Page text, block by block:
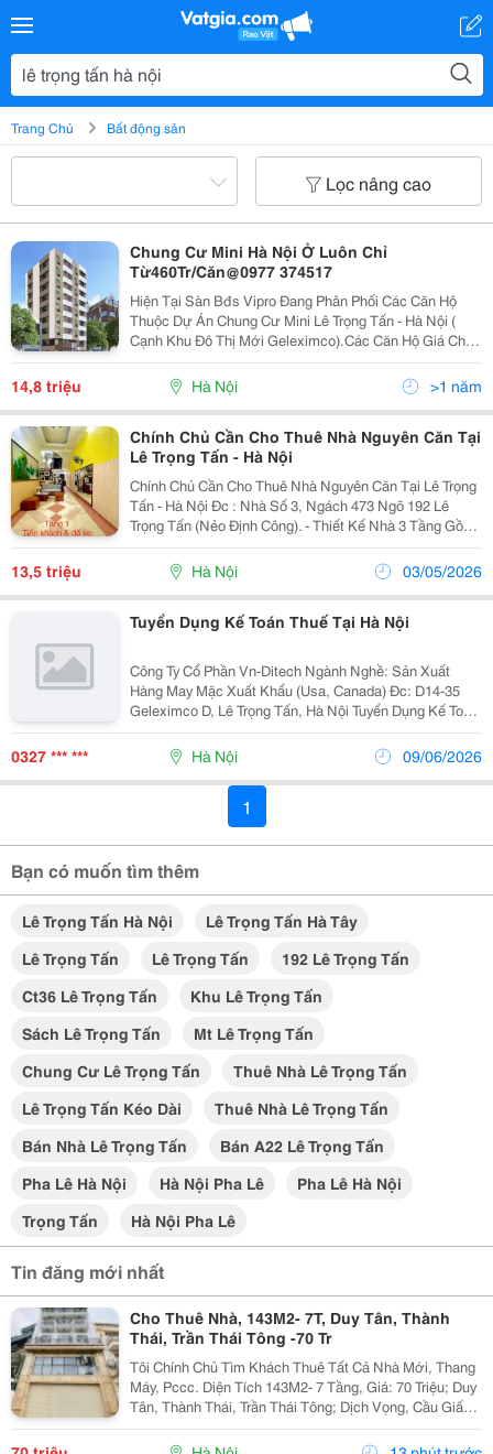
Trang Chủ Bất động sản
Lọc nâng cao
Chung Cư Mini Hà Nội Ở Luôn Chỉ
Từ460Tr/Căn@0977 374517
Hiện Tại Sàn Bđs Vipro Đang Phân Phối Các Căn Hộ
Thuộc Dự Án Chung Cư Mini Lê Trọng Tấn - Hà Nội (
Cạnh Khu Đô Thị Mới Geleximco).Các Căn Hộ Giá Chỉ
14.8Tr/M2.( Giá Cố Định,Không Thêm Bất Kỳ Một Khoản
Phí Nào Khác) . Số Tầng Cao: 9 Tầng, Mỗi Tầng
14,8 triệu Hà Nội >1 năm
Chính Chủ Cần Cho Thuê Nhà Nguyên Căn Tại
Lê Trọng Tấn - Hà Nội
Chính Chủ Cần Cho Thuê Nhà Nguyên Căn Tại Lê Trọng
Tấn - Hà Nội Đc : Nhà Số 3, Ngách 473 Ngõ 192 Lê
Trọng Tấn (Nẻo Định Công). - Thiết Kế Nhà 3 Tầng Gồm:
4 Pn Điều Hoà, 2 Wc Nóng Lạnh, 1 Tủ Lạnh To Gia Đình.
- Nhà Rộng Rãi Thoáng Mát, Phòng Nào...
13,5 triệu Hà Nội 03/05/2026
Tuyển Dụng Kế Toán Thuế Tại Hà Nội
Công Ty Cổ Phần Vn-Ditech Ngành Nghề: Sản Xuất
Hàng May Mặc Xuất Khẩu (Usa, Canada) Đc: D14-35
Geleximco D, Lê Trọng Tấn, Hà Nội Tuyển Dụng Kế Toán
Thuế : 01 Kế Toán Tổng Hợp : 01 Mô Tả Công Việc : -
Phụ Trách Hạch Toán Tổng Hợp Trên Phần Mềm Fast...
0327 *** *** Hà Nội 09/06/2026
1
Bạn có muốn tìm thêm
Lê Trọng Tấn Hà Nội
Lê Trọng Tấn Hà Tây
Lê Trọng Tấn
Lê Trọng Tấn
192 Lê Trọng Tấn
Ct36 Lê Trọng Tấn
Khu Lê Trọng Tấn
Sách Lê Trọng Tấn
Mt Lê Trọng Tấn
Chung Cư Lê Trọng Tấn
Thuê Nhà Lê Trọng Tấn
Lê Trọng Tấn Kéo Dài
Thuê Nhà Lê Trọng Tấn
Bán Nhà Lê Trọng Tấn
Bán A22 Lê Trọng Tấn
Pha Lê Hà Nội
Hà Nội Pha Lê
Pha Lê Hà Nội
Trọng Tấn
Hà Nội Pha Lê
Tin đăng mới nhất
Cho Thuê Nhà, 143M2- 7T, Duy Tân, Thành
Thái, Trần Thái Tông -70 Tr
Tôi Chính Chủ Tìm Khách Thuê Tất Cả Nhà Mới, Thang
Máy, Pccc. Diện Tích 143M2- 7 Tầng, Giá: 70 Triệu; Duy
Tân, Thành Thái, Trần Thái Tông; Dịch Vọng, Cầu Giấy.
+ Liên Hệ Trực Tiếp Chủ Nhà: 0988289962 + Vỉa Hè
Lớn, Mặt Tiền Rộng,Thoáng. + Vị Trí Gần...